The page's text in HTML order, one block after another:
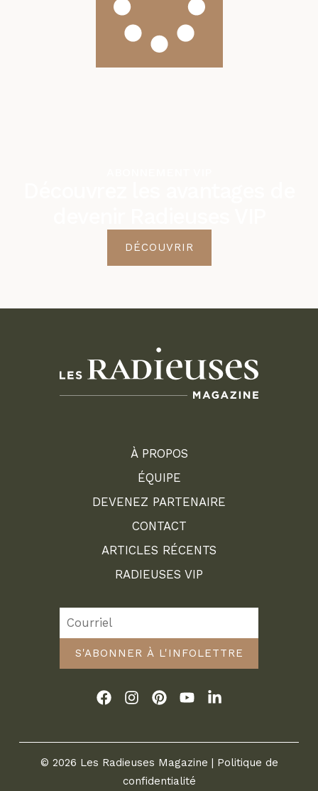
DÉCOUVRIR
À PROPOS
ÉQUIPE
DEVENEZ PARTENAIRE
CONTACT
ARTICLES RÉCENTS
RADIEUSES VIP
S'ABONNER À L'INFOLETTRE
© 2026 Les Radieuses Magazine | Politique de
confidentialité